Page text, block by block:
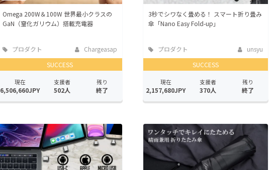
Omega 200W＆100W 世界最小クラスの
GaN（窒化ガリウム）搭載充電器
プロダクト
Chargeasap
SUCCESS
現在
6,506,660JPY
支援者
502人
残り
終了
3秒でシワなく畳める！ スマート折り畳み
傘「Nano Easy Fold-up」
プロダクト
unsyu
SUCCESS
現在
2,157,680JPY
支援者
370人
残り
終了